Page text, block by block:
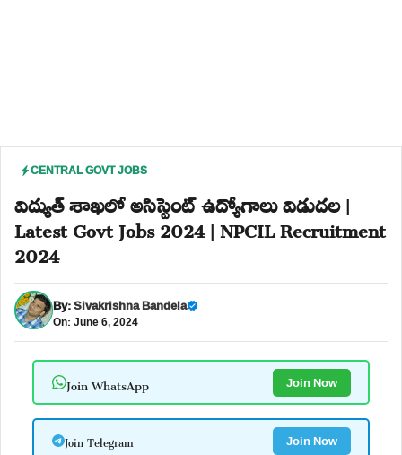
CENTRAL GOVT JOBS
విద్యుత్ శాఖలో అసిస్టెంట్ ఉద్యోగాలు విడుదల |
Latest Govt Jobs 2024 | NPCIL Recruitment
2024
By:Sivakrishna Bandela
On: June 6, 2024
Join WhatsApp Join Now
Join Telegram Join Now